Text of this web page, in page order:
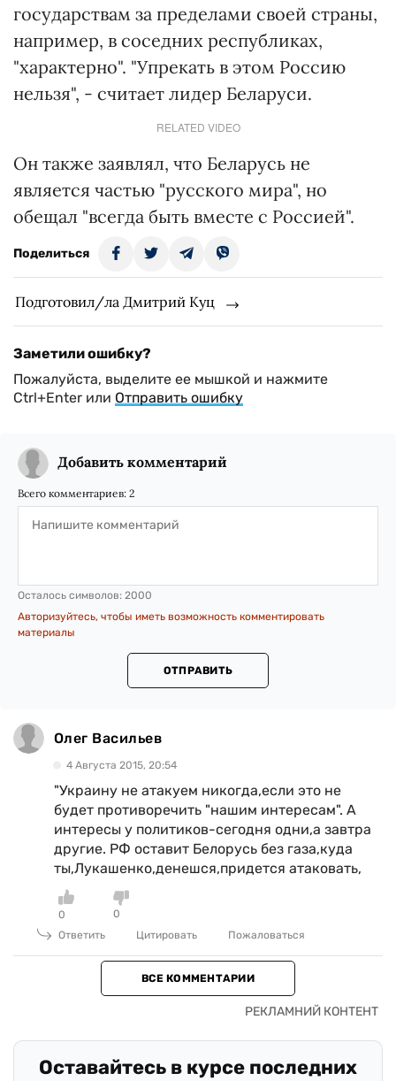
государствам за пределами своей страны,
например, в соседних республиках,
"характерно". "Упрекать в этом Россию
нельзя", - считает лидер Беларуси.
RELATED VIDEO
Он также заявлял, что Беларусь не
является частью "русского мира", но
обещал "всегда быть вместе с Россией".
Поделиться
Подготовил/ла Дмитрий Куц
Заметили ошибку?
Пожалуйста, выделите ее мышкой и нажмите
Ctrl+Enter или Отправить ошибку
Добавить комментарий
Всего комментариев: 2
Осталось символов: 2000
Авторизуйтесь, чтобы иметь возможность комментировать
материалы
ОТПРАВИТЬ
Олег Васильев
4 Августа 2015, 20:54
"Украину не атакуем никогда,если это не
будет противоречить "нашим интересам". А
интересы у политиков-сегодня одни,а завтра
другие. РФ оставит Белорусь без газа,куда
ты,Лукашенко,денешся,придется атаковать,
0
0
Ответить
Цитировать Пожаловаться
ВСЕ КОММЕНТАРИИ
Оставайтесь в курсе последних